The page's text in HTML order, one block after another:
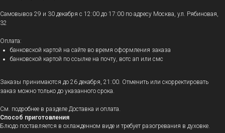
Самовывоз 29 и 30 декабря с 12:00 до 17:00 по адресу Москва, ул. Рябиновая,
32
Оплата:
банковской картой на сайте во время оформления заказа
банковской картой по ссылке на почту, вотс ап или смс
Заказы принимаются до 26 декабря, 21:00. Отменить или скорректировать
заказ можно только до указанного срока.
См. подробнее в разделе Доставка и оплата.
Способ приготовления
Блюдо поставляется в охлажденном виде и требует разогревания в духовке.